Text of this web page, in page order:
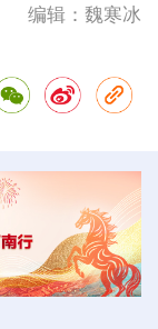
编辑：魏寒冰